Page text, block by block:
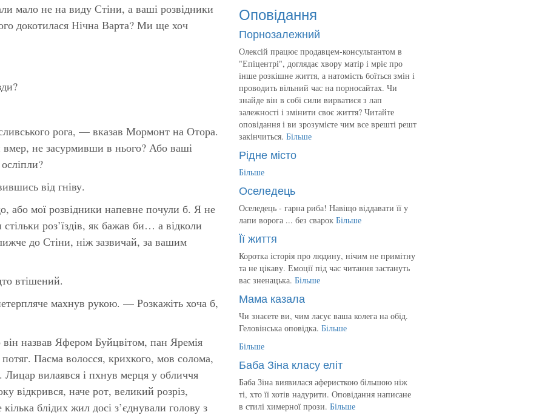
мало не на виду Стіни, а ваші розвідники
докотилася Нічна Варта? Ми ще хоч
рога, — вказав Мормонт на Отора.
не засурмивши в нього? Або ваші
від гніву.
або мої розвідники напевне почули б. Я не
роз’їздів, як бажав би… а відколи
до Стіни, ніж зазвичай, за вашим
втішений.
махнув рукою. — Розкажіть хоча б,
назвав Яфером Буйцвітом, пан Яремія
Пасма волосся, крихкого, мов солома,
Лицар вилаявся і пхнув мерця у обличчя
відкрився, наче рот, великий розріз,
блідих жил досі з’єднували голову з
Оповідання
Порнозалежний
Олексій працює продавцем-консультантом в
"Епіцентрі", доглядає хвору матір і мріє про
інше розкішне життя, а натомість боїться змін і
проводить вільний час на порносайтах. Чи
знайде він в собі сили вирватися з лап
залежності і змінити своє життя? Читайте
оповідання і ви зрозумієте чим все врешті решт
закінчиться. Більше
Рідне місто
Більше
Оселедець
Оселедець - гарна риба! Навіщо віддавати її у
лапи ворога ... без сварок Більше
Її життя
Коротка історія про людину, нічим не примітну
та не цікаву. Емоції під час читання застануть
вас зненацька. Більше
Мама казала
Чи знаєете ви, чим ласує ваша колега на обід.
Геловінська оповідка. Більше
Більше
Баба Зіна класу еліт
Баба Зіна виявилася аферисткою більшою ніж
ті, хто її хотів надурити. Оповідання написане
в стилі химерної прози. Більше